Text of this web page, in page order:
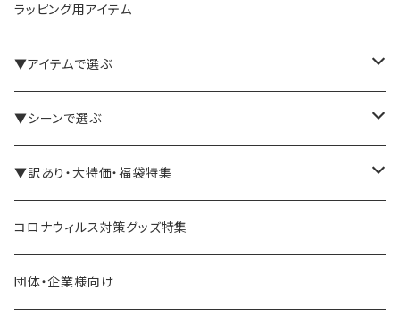
ラッピング用アイテム
▼アイテムで選ぶ
バインダー・メモパッド
手帳・ノート
ペン立て・収納ケース・トレイ
バッグ・かばん
▼シーンで選ぶ
テレワーク・在宅ワーク向け
司会・セミナー講師向け
営業マン向け
▼訳あり・大特価・福袋特集
アウトレット商品
福袋・まとめ買い
コロナウィルス対策グッズ特集
団体・企業様向け